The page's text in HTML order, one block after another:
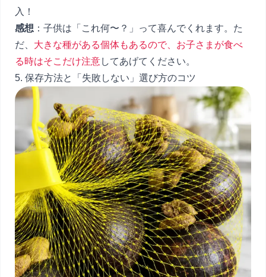
入！
感想 ：子供は「これ何〜？」って喜んでくれます。た
だ、 大きな種がある個体もあるので、お子さまが食べ
る時はそこだけ注意してあげてください。
5. 保存方法と「失敗しない」選び方のコツ